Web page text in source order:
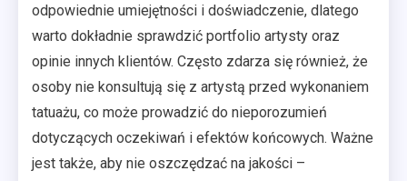
odpowiednie umiejętności i doświadczenie, dlatego
warto dokładnie sprawdzić portfolio artysty oraz
opinie innych klientów. Często zdarza się również, że
osoby nie konsultują się z artystą przed wykonaniem
tatuażu, co może prowadzić do nieporozumień
dotyczących oczekiwań i efektów końcowych. Ważne
jest także, aby nie oszczędzać na jakości –